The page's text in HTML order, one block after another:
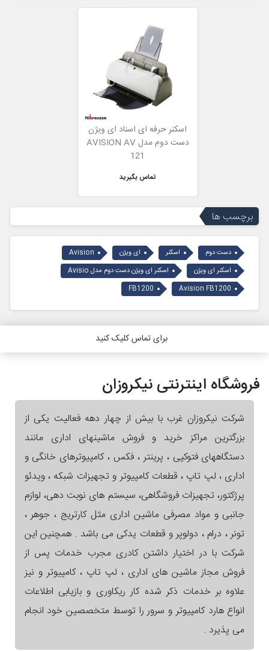
اسکنر حرفه ای اسناد ای ویژن
دست دوم مدل AVISION AV
121
تماس بگیرید
برچسب ها
دست دوم اسکنر ای ویژن
Avision
اسکنر ای ویژن
اسکنر ای ویژن دست دوم مدل Avisio
Avision FB1200
FB1200
برای تماس کلیک کنید
فروشگاه اینترنتی نیکروزان
شرکت نیکروزان غرب با بیش از چهار دهه فعالیت یکی از
بزرگترین مراکز خرید و فروش ماشینهای اداری مانند
دستگاههای فتوکپی ، پرینتر ، فکس ، کامپیوترهای خانگی و
اداری ، لپ تاپ ، قطعات کامپیوتر و تجهیزات شبکه ، ویدئو
پرژکتور، تجهیزات فروشگاهی، سیستم های نوبت دهی، لوازم
جانبی و مواد مصرفی ماشین اداری مثل کارتریج ، جوهر ،
تونر ، درام ، دولوپر و قطعات یدکی می باشد . همچنین این
شرکت با در اختیار داشتن کادری مجرب خدمات پس از
فروش مجاز ماشین های اداری ، لپ تاپ ، کامپیوتر و نیز
علاوه بر خدمات ذکر شده کار ریکاوری و بازیابی اطلاعات
انواع هارد کامپیوتر و سرور را توسط متخصصین خود انجام
می پذیرد .